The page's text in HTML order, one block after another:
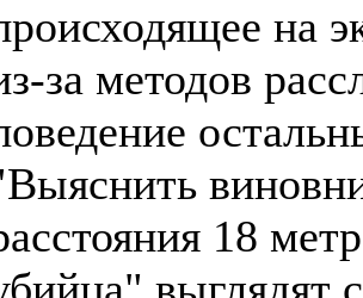
на
за методов
18